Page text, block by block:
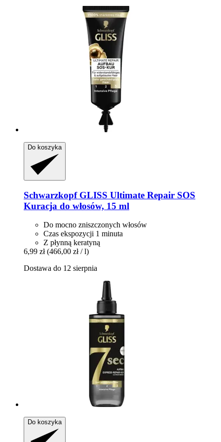
Do koszyka
SchwarzkopfGLISS Ultimate Repair SOS
Kuracja do włosów, 15 ml
Do mocno zniszczonych włosów
Czas ekspozycji 1 minuta
Z płynną keratyną
6,99 zł (466,00 zł / l)
Dostawa do 12 sierpnia
Do koszyka